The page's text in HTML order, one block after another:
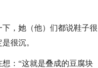
，她（他）们都说鞋子很
很沉。
：“这就是叠成的豆腐块